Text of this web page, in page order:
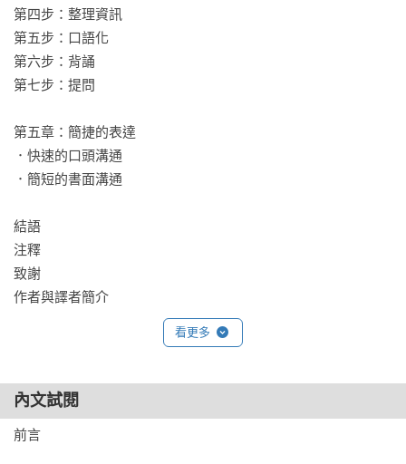
訊。
Step 6濃縮：多餘訊息都是妨礙理解與造成分心的障礙。
Step 7傳達：用口語化、語速、強調等技巧讓資訊變美味。
．了解你的溝通對象，為對方量身打造所需資訊。
．提升蒐集與組織資訊的能力，把同樣的素材變得像故事有吸
引力。
刃有餘。
．預測聽眾的提問，有技巧地回答增加自己的可信度與影響
力。
．以口語表達作為調味，讓精心準備的內容變美味。
第四步：整理資訊
第五步：口語化
第六步：背誦
第七步：提問
第五章：簡捷的表達
．快速的口頭溝通
．簡短的書面溝通
結語
注釋
致謝
作者與譯者簡介
看更多
內文試閱
前言